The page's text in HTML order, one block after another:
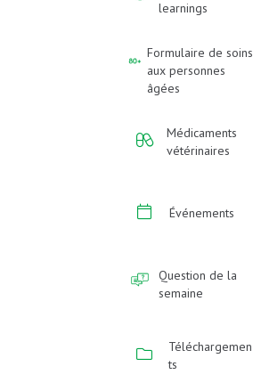
learnings
Formulaire de soins
aux personnes
âgées
Médicaments
vétérinaires
Événements
Question de la
semaine
Téléchargemen
ts